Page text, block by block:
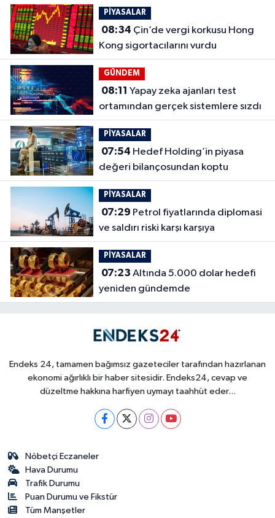
PİYASALAR
08:34
Kong sigortacılarını vurdu
GÜNDEM
08:11
ortamından gerçek sistemlere sızdı
PİYASALAR
07:54
değeri bilançosundan koptu
PİYASALAR
07:29
ve saldırı riski karşı karşıya
PİYASALAR
07:23
yeniden gündemde
Endeks 24, tamamen bağımsız gazeteciler tarafından hazırlanan
ekonomi ağırlıklı bir haber sitesidir. Endeks24, cevap ve
düzeltme hakkına harfiyen uymayı taahhüt eder...
Nöbetçi Eczaneler
Hava Durumu
Trafik Durumu
Puan Durumu ve Fikstür
Tüm Manşetler